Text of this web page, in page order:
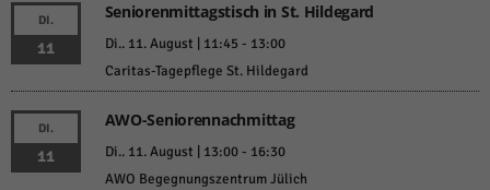
DI.
11
Seniorenmittagstisch in St. Hildegard
Di.. 11. August | 11:45 - 13:00
Caritas-Tagepflege St. Hildegard
DI.
11
AWO-Seniorennachmittag
Di.. 11. August | 13:00- 16:30
AWO Begegnungszentrum Jülich